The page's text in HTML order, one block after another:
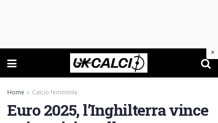
Home Calcio femminile
Euro 2025, l’Inghilterra vince
×